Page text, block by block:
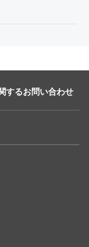
するお問い合わせ